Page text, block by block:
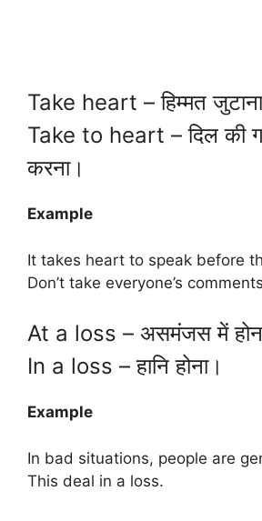
Take heart – हिम्मत
Take to heart – दिल की
करना।
Example
It takes heart to speak before
Don’t take everyone’s
At a loss – असमंजस में
In a loss – हानि होना।
Example
In bad situations, people are
This deal in a loss.